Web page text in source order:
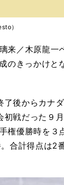
）
来／木原龍一
のきっかけと
後からカナ
戦だった９
権優勝時を３
合計得点は2